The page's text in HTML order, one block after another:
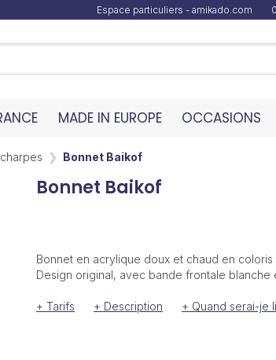
Espace particuliers - amikado.com
MADE IN EUROPE OCCASIONS
Bonnet Baikof
Bonnet Baikof
Bonnet en acrylique doux et chaud en coloris
Design original, avec bande frontale blanche
+ Tarifs + Description + Quand serai-je